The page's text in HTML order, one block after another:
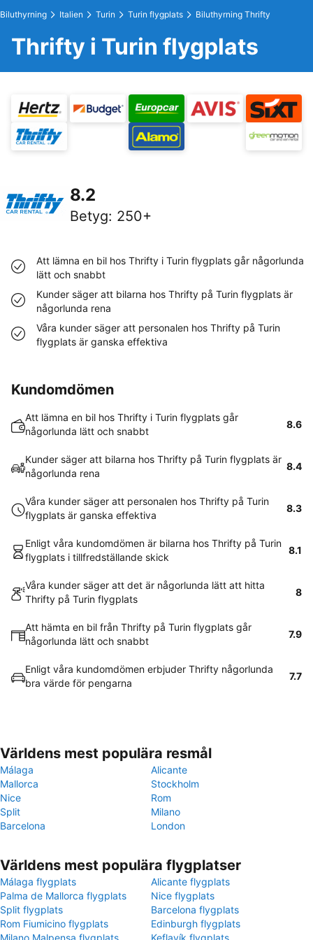
Biluthyrning Italien Turin Turin flygplats Biluthyrning Thrifty
Thrifty i Turin flygplats
8.2
Betyg: 250+
Att lämna en bil hos Thrifty i Turin flygplats går någorlunda
lätt och snabbt
Kunder säger att bilarna hos Thrifty på Turin flygplats är
någorlunda rena
Våra kunder säger att personalen hos Thrifty på Turin
flygplats är ganska effektiva
Kundomdömen
Att lämna en bil hos Thrifty i Turin flygplats går
någorlunda lätt och snabbt
8.6
Kunder säger att bilarna hos Thrifty på Turin flygplats är
någorlunda rena
8.4
Våra kunder säger att personalen hos Thrifty på Turin
flygplats är ganska effektiva
8.3
Enligt våra kundomdömen är bilarna hos Thrifty på Turin
flygplats i tillfredställande skick
8.1
Våra kunder säger att det är någorlunda lätt att hitta
Thrifty på Turin flygplats
8
Att hämta en bil från Thrifty på Turin flygplats går
någorlunda lätt och snabbt
7.9
Enligt våra kundomdömen erbjuder Thrifty någorlunda
bra värde för pengarna
7.7
Världens mest populära resmål
Málaga
Alicante
Mallorca
Stockholm
Nice
Rom
Split
Milano
Barcelona
London
Världens mest populära flygplatser
Málaga flygplats
Alicante flygplats
Palma de Mallorca flygplats
Nice flygplats
Split flygplats
Barcelona flygplats
Rom Fiumicino flygplats
Edinburgh flygplats
Milano Malpensa flygplats
Keflavík flygplats